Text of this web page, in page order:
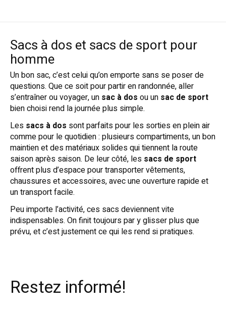
Sacs à dos et sacs de sport pour
homme
Un bon sac, c’est celui qu’on emporte sans se poser de
questions. Que ce soit pour partir en randonnée, aller
s’entraîner ou voyager, un sac à dos ou un sac de sport
bien choisi rend la journée plus simple.
Les sacs à dos sont parfaits pour les sorties en plein air
comme pour le quotidien : plusieurs compartiments, un bon
maintien et des matériaux solides qui tiennent la route
saison après saison. De leur côté, les sacs de sport
offrent plus d’espace pour transporter vêtements,
chaussures et accessoires, avec une ouverture rapide et
un transport facile.
Peu importe l’activité, ces sacs deviennent vite
indispensables. On finit toujours par y glisser plus que
prévu, et c’est justement ce qui les rend si pratiques.
Restez informé!